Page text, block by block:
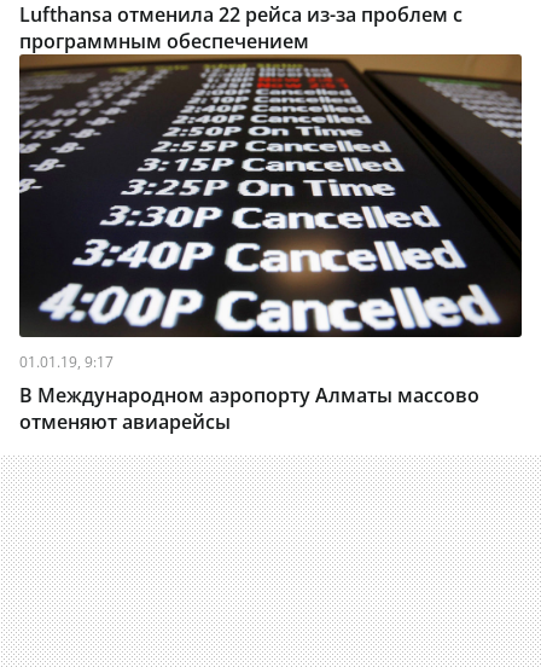
Lufthansa отменила 22 рейса из-за проблем с
программным обеспечением
01.01.19, 9:17
В Международном аэропорту Алматы массово
отменяют авиарейсы